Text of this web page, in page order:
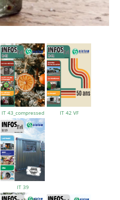
IT 43_compressed IT 42 VF
IT 39